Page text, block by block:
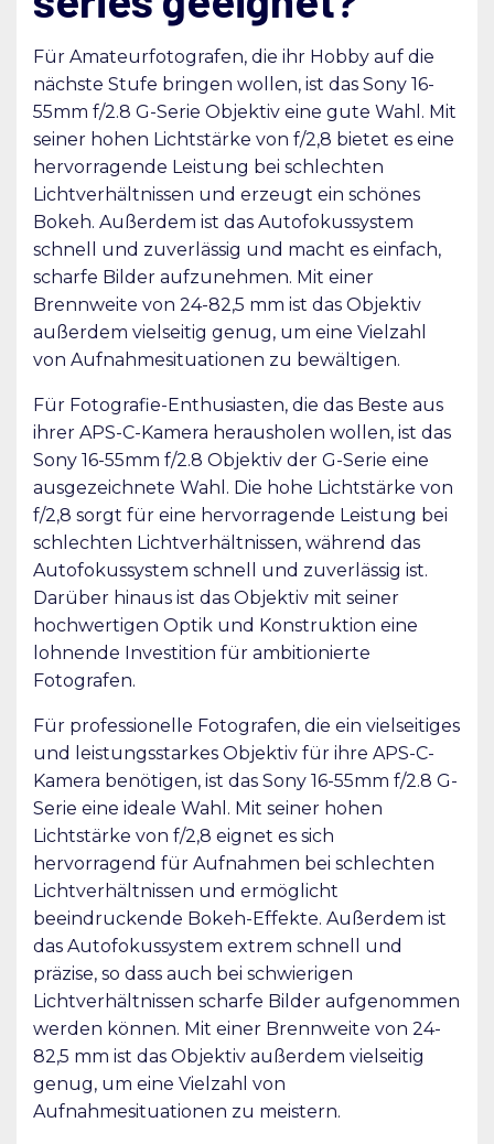
Für Amateurfotografen, die ihr Hobby auf die
nächste Stufe bringen wollen, ist das Sony 16-
55mm f/2.8 G-Serie Objektiv eine gute Wahl. Mit
seiner hohen Lichtstärke von f/2,8 bietet es eine
hervorragende Leistung bei schlechten
Lichtverhältnissen und erzeugt ein schönes
Bokeh. Außerdem ist das Autofokussystem
schnell und zuverlässig und macht es einfach,
scharfe Bilder aufzunehmen. Mit einer
Brennweite von 24-82,5 mm ist das Objektiv
außerdem vielseitig genug, um eine Vielzahl
von Aufnahmesituationen zu bewältigen.
Für Fotografie-Enthusiasten, die das Beste aus
ihrer APS-C-Kamera herausholen wollen, ist das
Sony 16-55mm f/2.8 Objektiv der G-Serie eine
ausgezeichnete Wahl. Die hohe Lichtstärke von
f/2,8 sorgt für eine hervorragende Leistung bei
schlechten Lichtverhältnissen, während das
Autofokussystem schnell und zuverlässig ist.
Darüber hinaus ist das Objektiv mit seiner
hochwertigen Optik und Konstruktion eine
lohnende Investition für ambitionierte
Fotografen.
Für professionelle Fotografen, die ein vielseitiges
und leistungsstarkes Objektiv für ihre APS-C-
Kamera benötigen, ist das Sony 16-55mm f/2.8 G-
Serie eine ideale Wahl. Mit seiner hohen
Lichtstärke von f/2,8 eignet es sich
hervorragend für Aufnahmen bei schlechten
Lichtverhältnissen und ermöglicht
beeindruckende Bokeh-Effekte. Außerdem ist
das Autofokussystem extrem schnell und
präzise, so dass auch bei schwierigen
Lichtverhältnissen scharfe Bilder aufgenommen
werden können. Mit einer Brennweite von 24-
82,5 mm ist das Objektiv außerdem vielseitig
genug, um eine Vielzahl von
Aufnahmesituationen zu meistern.